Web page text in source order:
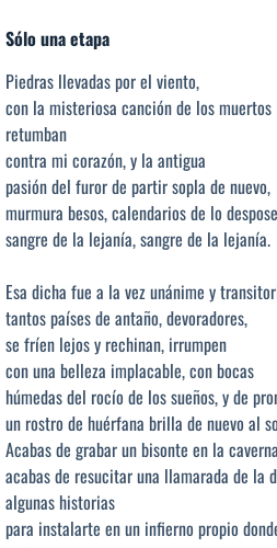
Sólo una etapa
Piedras llevadas por el viento,
con la misteriosa canción de los muertos
retumban
contra mi corazón, y la antigua
pasión del furor de partir sopla de nuevo,
murmura besos, calendarios de lo
sangre de la lejanía, sangre de la lejanía.
Esa dicha fue a la vez unánime y
tantos países de antaño, devoradores,
se fríen lejos y rechinan, irrumpen
con una belleza implacable, con bocas
húmedas del rocío de los sueños, y de
un rostro de huérfana brilla de nuevo al
Acabas de grabar un bisonte en la
acabas de resucitar una llamarada de la
algunas historias
para instalarte en un infierno propio